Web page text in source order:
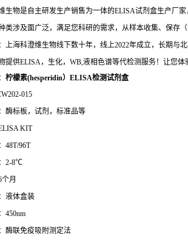
生物是自主研发生产销售为一体的ELISA试剂盒生产厂
类涉及面广泛，满足您科研的需求，从样本收集、保存
上海科澄维生物线下数十年，线上2022年成立，长期与
提供ELISA，生化，WB,液相色谱等代检测服务！让您体
柠檬素(hesperidin）ELISA检测试剂盒
015
酶标板，试剂，标准品等
KIT
48T/96T
2-8℃
月
液体盒装
450nm
酶联免疫吸附测定法